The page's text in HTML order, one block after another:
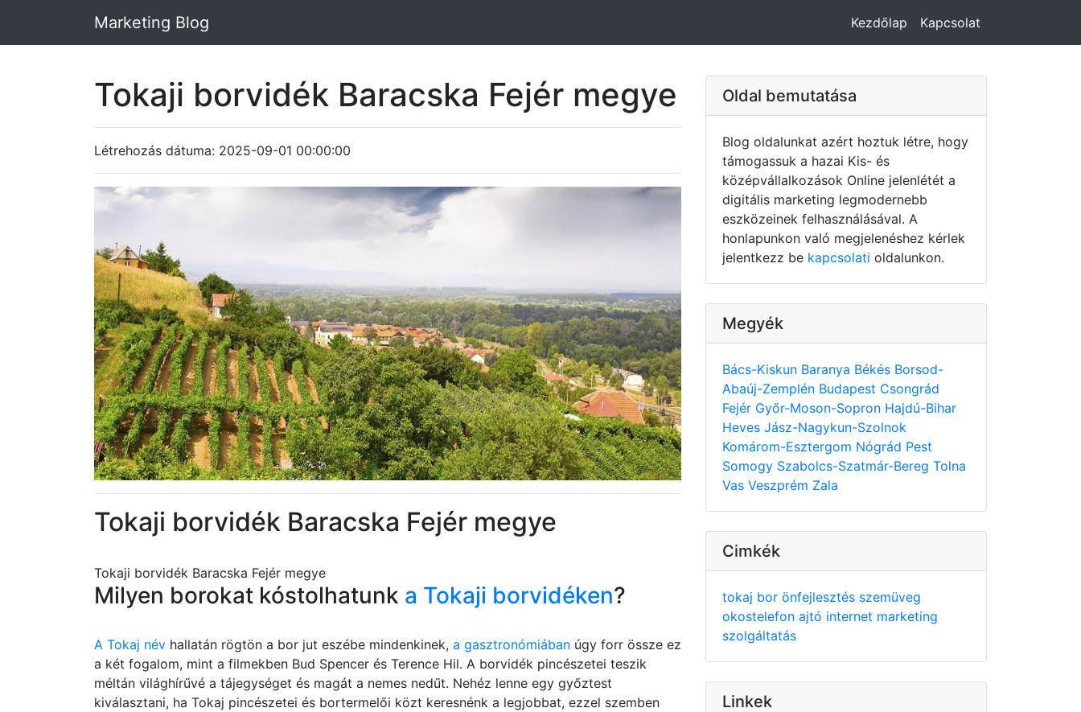
Marketing Blog Kezdőlap Kapcsolat
Tokaji borvidék Baracska Fejér megye
Létrehozás dátuma: 2025-09-01 00:00:00
Tokaji borvidék Baracska Fejér megye
Tokaji borvidék Baracska Fejér megye
Milyen borokat kóstolhatunk a Tokaji borvidéken?
A Tokaj név hallatán rögtön a bor jut eszébe mindenkinek, a gasztronómiában úgy forr össze ez
a két fogalom, mint a filmekben Bud Spencer és Terence Hil. A borvidék pincészetei teszik
méltán világhírűvé a tájegységet és magát a nemes nedűt. Nehéz lenne egy győztest
kiválasztani, ha Tokaj pincészetei és bortermelői közt keresnénk a legjobbat, ezzel szemben
Oldal bemutatása
Blog oldalunkat azért hoztuk létre, hogy
támogassuk a hazai Kis- és
középvállalkozások Online jelenlétét a
digitális marketing legmodernebb
eszközeinek felhasználásával. A
honlapunkon való megjelenéshez kérlek
jelentkezz be kapcsolati oldalunkon.
Megyék
Bács-Kiskun Baranya Békés Borsod-
Abaúj-Zemplén Budapest Csongrád
Fejér Győr-Moson-Sopron Hajdú-Bihar
Heves Jász-Nagykun-Szolnok
Komárom-Esztergom Nógrád Pest
Somogy Szabolcs-Szatmár-Bereg Tolna
Vas Veszprém Zala
Cimkék
tokaj bor önfejlesztés szemüveg
okostelefon ajtó internet marketing
szolgáltatás
Linkek